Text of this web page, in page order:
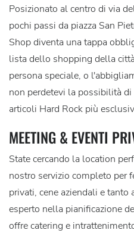
Posizionato al centro di via
pochi passi da piazza San
Shop diventa una tappa
lista dello shopping della
persona speciale, o
non perdetevi la possibilità
articoli Hard Rock più
MEETING & EVENTI
State cercando la location
nostro servizio completo per
privati, cene aziendali e
esperto nella pianificazione
offre catering e